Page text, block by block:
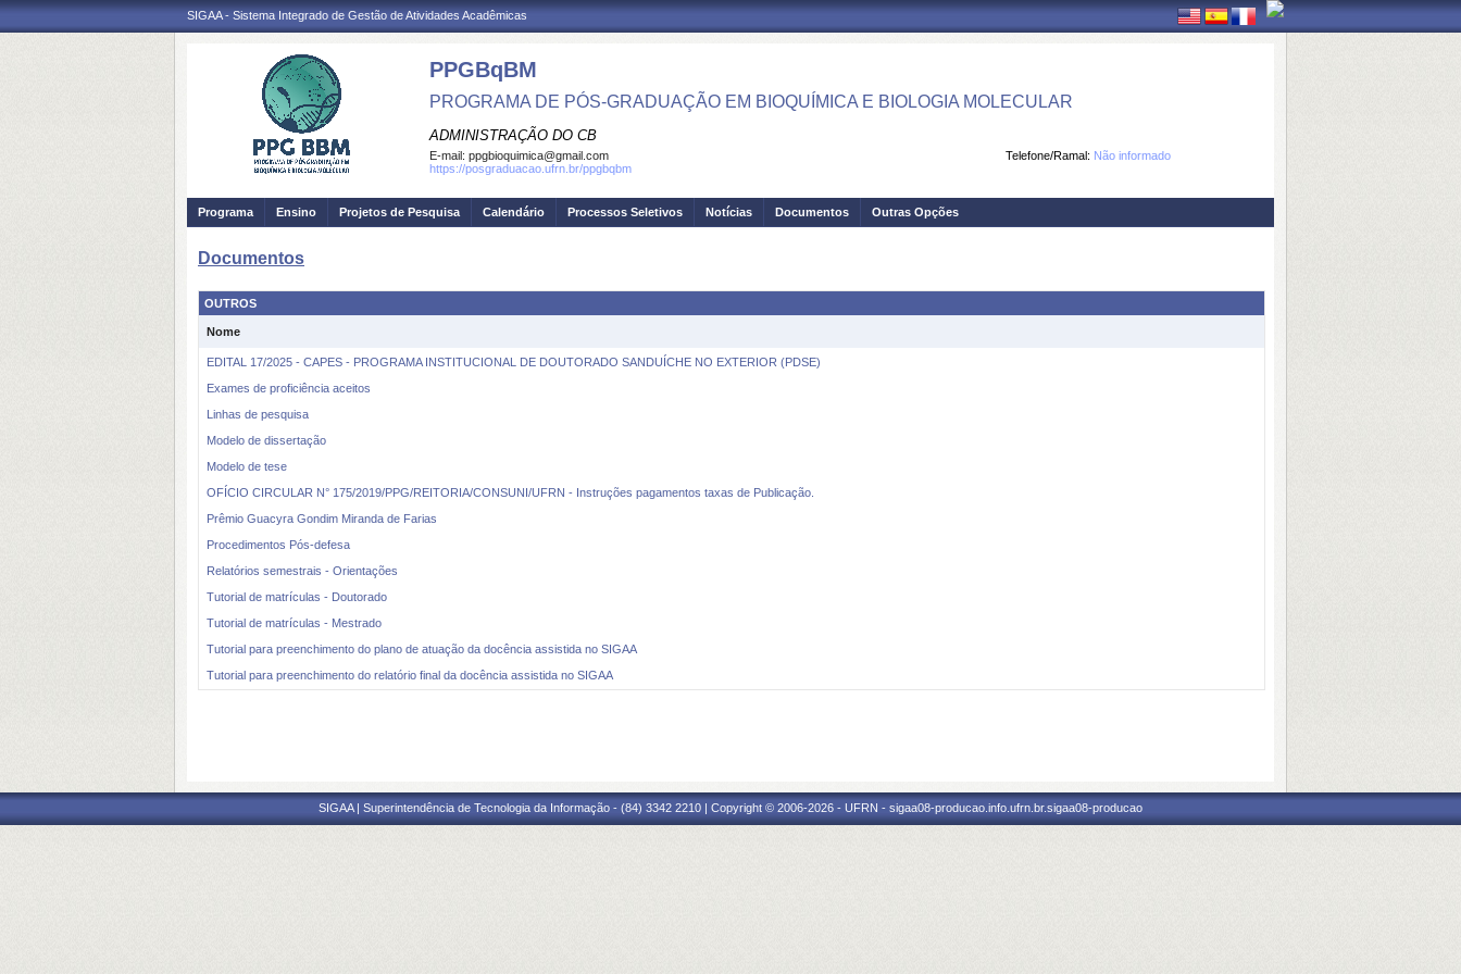
SIGAA - Sistema Integrado de Gestão de Atividades Acadêmicas
PPGBqBM
PROGRAMA DE PÓS-GRADUAÇÃO EM BIOQUÍMICA E BIOLOGIA MOLECULAR
ADMINISTRAÇÃO DO CB
Telefone/Ramal: Não informado
E-mail: ppgbioquimica@gmail.com
https://posgraduacao.ufrn.br/ppgbqbm
Programa Ensino Projetos de Pesquisa Calendário Processos Seletivos Notícias Documentos Outras Opções
Documentos
OUTROS
Nome
EDITAL 17/2025 - CAPES - PROGRAMA INSTITUCIONAL DE DOUTORADO SANDUÍCHE NO EXTERIOR (PDSE)
Exames de proficiência aceitos
Linhas de pesquisa
Modelo de dissertação
Modelo de tese
OFÍCIO CIRCULAR N° 175/2019/PPG/REITORIA/CONSUNI/UFRN - Instruções pagamentos taxas de Publicação.
Prêmio Guacyra Gondim Miranda de Farias
Procedimentos Pós-defesa
Relatórios semestrais - Orientações
Tutorial de matrículas - Doutorado
Tutorial de matrículas - Mestrado
Tutorial para preenchimento do plano de atuação da docência assistida no SIGAA
Tutorial para preenchimento do relatório final da docência assistida no SIGAA
SIGAA | Superintendência de Tecnologia da Informação - (84) 3342 2210 | Copyright © 2006-2026 - UFRN - sigaa08-producao.info.ufrn.br.sigaa08-producao